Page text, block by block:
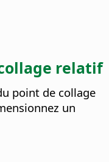
relatif
point de collage
un